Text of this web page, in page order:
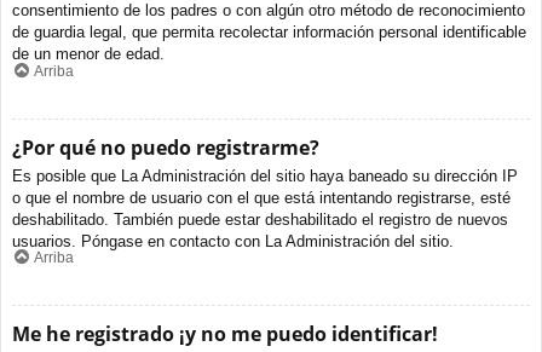
consentimiento de los padres o con algún otro método de reconocimiento
de guardia legal, que permita recolectar información personal identificable
de un menor de edad.
Arriba
¿Por qué no puedo registrarme?
Es posible que La Administración del sitio haya baneado su dirección IP
o que el nombre de usuario con el que está intentando registrarse, esté
deshabilitado. También puede estar deshabilitado el registro de nuevos
usuarios. Póngase en contacto con La Administración del sitio.
Arriba
Me he registrado ¡y no me puedo identificar!